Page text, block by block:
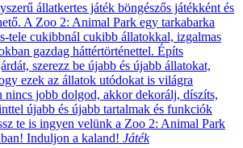
állatkertes játék böngészős játékként és
A Zoo 2: Animal Park egy tarkabarka
tele cukibbnál cukibb állatokkal, izgalmas
gazdag háttértörténettel. Építs
szerezz be újabb és újabb állatokat,
ezek az állatok utódokat is világra
nincs jobb dolgod, akkor dekorálj, díszíts,
újabb és újabb tartalmak és funkciók
te is ingyen velünk a Zoo 2: Animal Park
Induljon a kaland! Játék